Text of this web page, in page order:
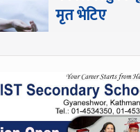
मृत भेटिए